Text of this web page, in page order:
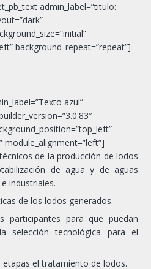
admin_label=”titulo:
background_repeat=”repeat”]
azul”
module_alignment=”left”]
de la producción de lodos
de agua y de aguas
industriales.
de los lodos generados.
participantes para que puedan
selección tecnológica para el
el tratamiento de lodos.